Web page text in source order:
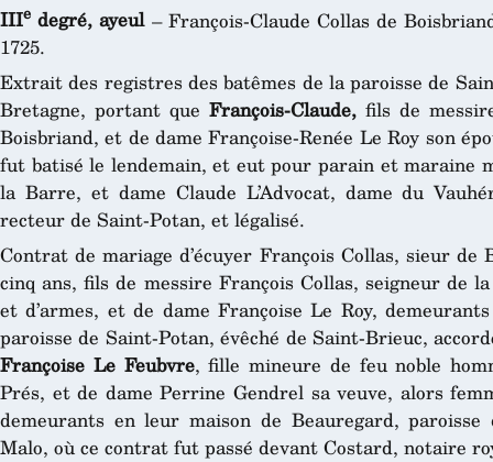
IIIe degré, ayeul– François-Claude Collas de
1725.
Extrait des registres des batêmes de la paroisse de
Bretagne, portant que François-Claude, fils de
Boisbriand, et de dame Françoise-Renée Le Roy son
fut batisé le lendemain, et eut pour parain et maraine
la Barre, et dame Claude L’Advocat, dame du
recteur de Saint-Potan, et légalisé.
Contrat de mariage d’écuyer François Collas, sieur
cinq ans, fils de messire François Collas, seigneur de
et d’armes, et de dame Françoise Le Roy,
paroisse de Saint-Potan, évêché de Saint-Brieuc,
Françoise Le Feubvre, fille mineure de feu noble
Prés, et de dame Perrine Gendrel sa veuve, alors
demeurants en leur maison de Beauregard,
Malo, où ce contrat fut passé devant Costard, notaire